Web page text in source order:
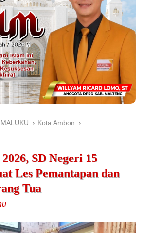
Kota Ambon
SD Negeri 15
Les Pemantapan dan
Tua